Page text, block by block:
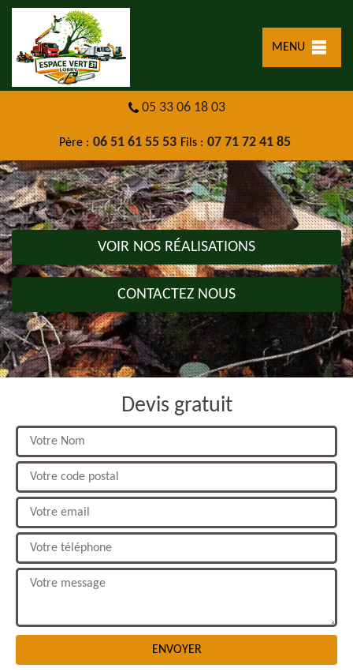
MENU
05 33 06 18 03
Père : 06 51 61 55 53 Fils : 07 71 72 41 85
VOIR NOS RÉALISATIONS
CONTACTEZ NOUS
Devis gratuit